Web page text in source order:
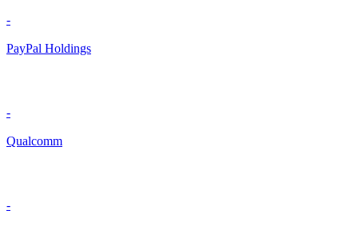
-
PayPal Holdings
-
Qualcomm
-